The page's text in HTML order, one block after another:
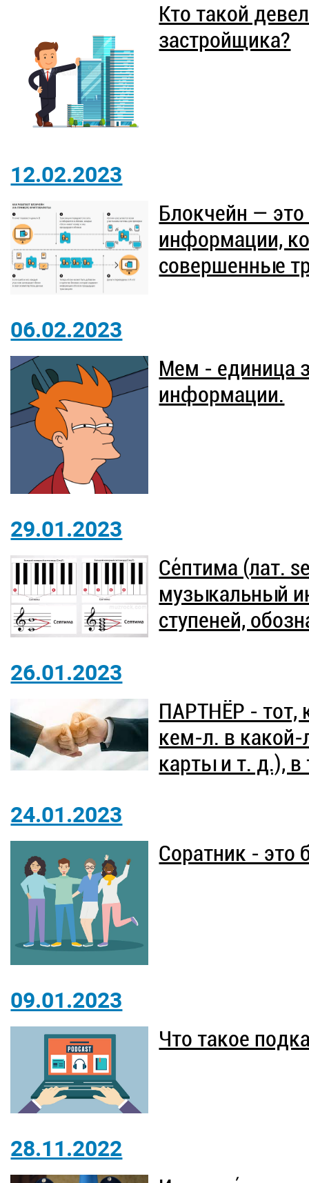
Кто такой
застройщика?
12.02.2023
Блокчейн —
информации,
совершенные
06.02.2023
Мем - единица
информации.
29.01.2023
Се́птима (лат.
музыкальный
ступеней,
26.01.2023
ПАРТНЁР - тот,
кем-л. в какой-
карты и т. д.), в
24.01.2023
Соратник - это
09.01.2023
Что такое
28.11.2022